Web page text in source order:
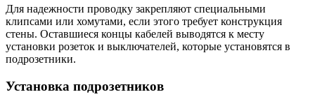
Для надежности проводку закрепляют специальными
клипсами или хомутами, если этого требует конструкция
стены. Оставшиеся концы кабелей выводятся к месту
установки розеток и выключателей, которые установятся в
подрозетники.
Установка подрозетников